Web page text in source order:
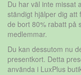
Du har väl inte missat
ständigt hjälper dig att
de bort 80% rabatt på
medlemmar.
Du kan dessutom nu
presentkort. Detta
använda i LuxPlus